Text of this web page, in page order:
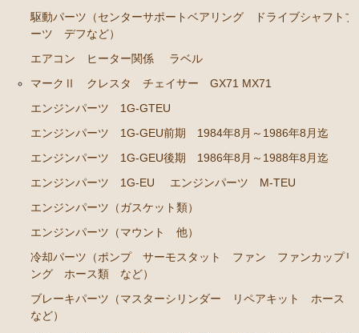
エンジンパーツ 1G-GE
エンジンパーツ 1G-FE
ブレーキパーツ（マスターシリンダー リペアキッ
ト ホース など）
ーズシリンダー オーバーホールキット など）
ステアリングパーツ（ピットマンアーム アイドラー
アーム タイロッドエンド など）
足回りパーツ（ベアリング ボールジョイント ブッ
シュ類 など）
クラウン/クラウンマジェスタ JZS14# UZS141 143 147
GS141
駆動パーツ（センターサポートベアリング ドライブシャフトブ
ーツ デフなど）
エアコン ヒーター関係
ラベル
マークⅡ クレスタ チェイサー GX71 MX71
エンジンパーツ 1G-GTEU
エンジンパーツ 1G-GEU前期 1984年8月～1986年8月迄
エンジンパーツ 1G-GEU後期 1986年8月～1988年8月迄
エンジンパーツ 1G-EU
エンジンパーツ M-TEU
エンジンパーツ（ガスケット類）
エンジンパーツ（マウント 他）
冷却パーツ（ポンプ サーモスタット ファン ファンカップリ
ング ホース類 など）
ブレーキパーツ（マスターシリンダー リペアキット ホース
など）